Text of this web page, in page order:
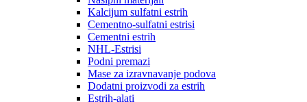
Kalcijum sulfatni estrih
Cementno-sulfatni estrisi
Cementni estrih
NHL-Estrisi
Podni premazi
Mase za izravnavanje podova
Dodatni proizvodi za estrih
Estrih-alati